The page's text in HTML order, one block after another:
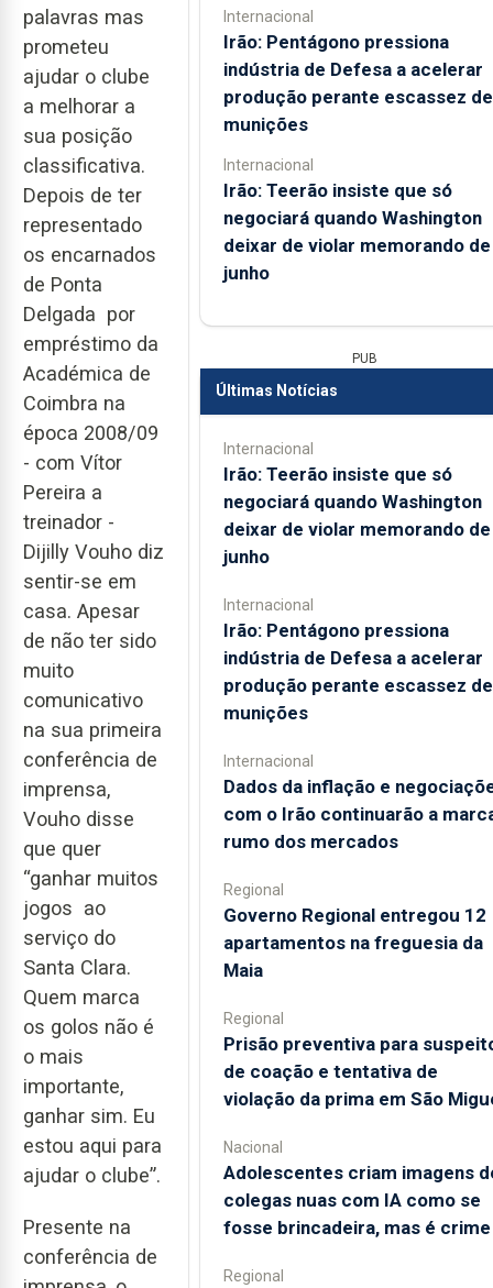
palavras mas
prometeu
ajudar o clube
a melhorar a
sua posição
classificativa.
Depois de ter
representado
os encarnados
de Ponta
Delgada por
empréstimo da
Académica de
Coimbra na
época 2008/09
- com Vítor
Pereira a
treinador -
Dijilly Vouho diz
sentir-se em
casa. Apesar
de não ter sido
muito
comunicativo
na sua primeira
conferência de
imprensa,
Vouho disse
que quer
“ganhar muitos
jogos ao
serviço do
Santa Clara.
Quem marca
os golos não é
o mais
importante,
ganhar sim. Eu
estou aqui para
ajudar o clube”.
Presente na
conferência de
Internacional
Irão: Pentágono pressiona
indústria de Defesa a acelerar
produção perante escassez de
munições
Internacional
Irão: Teerão insiste que só
negociará quando Washington
deixar de violar memorando de
junho
PUB
Últimas Notícias
Internacional
Irão: Teerão insiste que só
negociará quando Washington
deixar de violar memorando de
junho
Internacional
Irão: Pentágono pressiona
indústria de Defesa a acelerar
produção perante escassez de
munições
Internacional
Dados da inflação e
com o Irão continuarão a
rumo dos mercados
Regional
Governo Regional entregou 12
apartamentos na freguesia da
Maia
Regional
Prisão preventiva para
de coação e tentativa de
violação da prima em São
Nacional
Adolescentes criam imagens
colegas nuas com IA como se
fosse brincadeira, mas é crime
Regional